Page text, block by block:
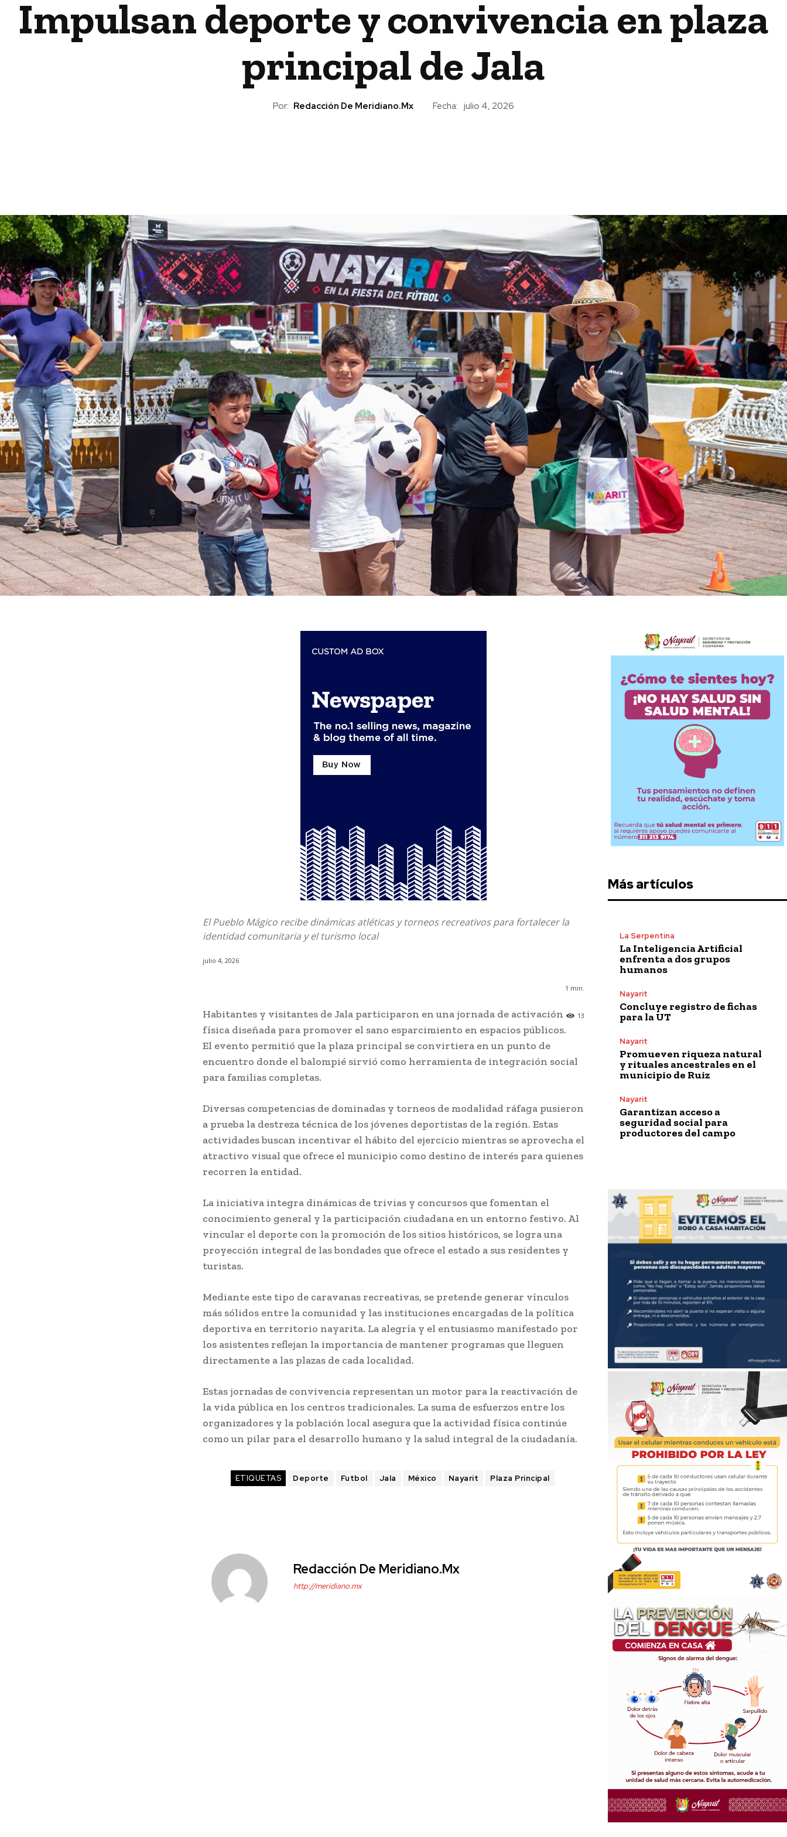
Impulsan deporte y convivencia en plaza
principal de Jala
Por: Redacción De Meridiano.mx Fecha: julio 4, 2026
El Pueblo Mágico recibe dinámicas atléticas y torneos recreativos para fortalecer la
identidad comunitaria y el turismo local
julio 4, 2026
1 min.
13
Habitantes y visitantes de Jala participaron en una jornada de activación
física diseñada para promover el sano esparcimiento en espacios públicos.
El evento permitió que la plaza principal se convirtiera en un punto de
encuentro donde el balompié sirvió como herramienta de integración social
para familias completas.
Diversas competencias de dominadas y torneos de modalidad ráfaga pusieron
a prueba la destreza técnica de los jóvenes deportistas de la región. Estas
actividades buscan incentivar el hábito del ejercicio mientras se aprovecha el
atractivo visual que ofrece el municipio como destino de interés para quienes
recorren la entidad.
La iniciativa integra dinámicas de trivias y concursos que fomentan el
conocimiento general y la participación ciudadana en un entorno festivo. Al
vincular el deporte con la promoción de los sitios históricos, se logra una
proyección integral de las bondades que ofrece el estado a sus residentes y
turistas.
Mediante este tipo de caravanas recreativas, se pretende generar vínculos
más sólidos entre la comunidad y las instituciones encargadas de la política
deportiva en territorio nayarita. La alegría y el entusiasmo manifestado por
los asistentes reflejan la importancia de mantener programas que lleguen
directamente a las plazas de cada localidad.
Estas jornadas de convivencia representan un motor para la reactivación de
la vida pública en los centros tradicionales. La suma de esfuerzos entre los
organizadores y la población local asegura que la actividad física continúe
como un pilar para el desarrollo humano y la salud integral de la ciudadanía.
ETIQUETAS Deporte Futbol Jala México Nayarit Plaza Principal
Redacción De Meridiano.mx
http://meridiano.mx
Más artículos
La Serpentina
La Inteligencia Artificial
enfrenta a dos grupos
humanos
Nayarit
Concluye registro de fichas
para la UT
Nayarit
Promueven riqueza natural
y rituales ancestrales en el
municipio de Ruiz
Nayarit
Garantizan acceso a
seguridad social para
productores del campo